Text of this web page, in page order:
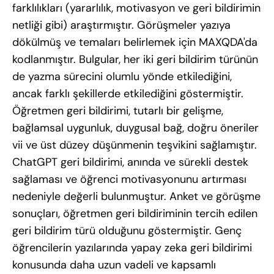
farklılıkları (yararlılık, motivasyon ve geri bildirimin
netliği gibi) araştırmıştır. Görüşmeler yazıya
dökülmüş ve temaları belirlemek için MAXQDA'da
kodlanmıştır. Bulgular, her iki geri bildirim türünün
de yazma sürecini olumlu yönde etkilediğini,
ancak farklı şekillerde etkilediğini göstermiştir.
Öğretmen geri bildirimi, tutarlı bir gelişme,
bağlamsal uygunluk, duygusal bağ, doğru öneriler
vii ve üst düzey düşünmenin teşvikini sağlamıştır.
ChatGPT geri bildirimi, anında ve sürekli destek
sağlaması ve öğrenci motivasyonunu artırması
nedeniyle değerli bulunmuştur. Anket ve görüşme
sonuçları, öğretmen geri bildiriminin tercih edilen
geri bildirim türü olduğunu göstermiştir. Genç
öğrencilerin yazılarında yapay zeka geri bildirimi
konusunda daha uzun vadeli ve kapsamlı